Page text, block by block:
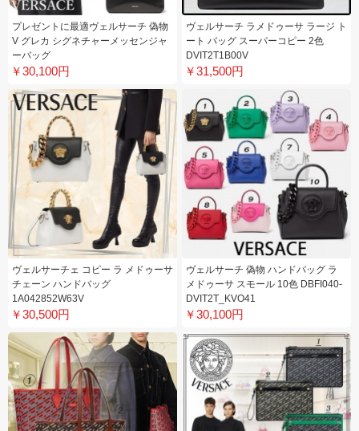
プレゼントに最適ヴェルサーチ 偽物
V グレカ シグネチャーメッセンジャ
ーバッグ
￥30,100円
ヴェルサーチ ラメドゥーサ ラージ ト
ート バッグ スーパーコピー 2色
DVIT2T1B00V
￥31,500円
ヴェルサーチェ コピー ラ メドゥーサ
チェーン ハンドバッグ
1A042852W63V
￥30,500円
ヴェルサーチ 偽物 ハンドバッグ ラ
メドゥーサ スモール 10色 DBFI040-
DVIT2T_KVO41​
￥30,100円